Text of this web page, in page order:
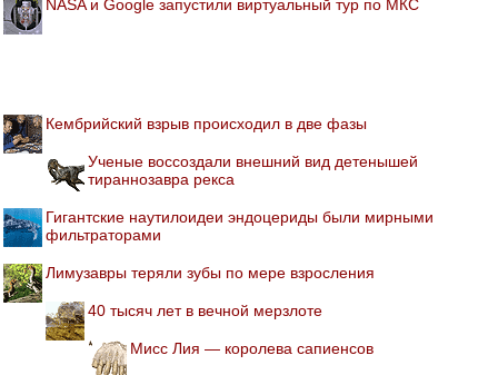
NASA и Google запустили виртуальный тур по МКС
Кембрийский взрыв происходил в две фазы
Ученые воссоздали внешний вид детенышей
тираннозавра рекса
Гигантские наутилоидеи эндоцериды были мирными
фильтраторами
Лимузавры теряли зубы по мере взросления
40 тысяч лет в вечной мерзлоте
Мисс Лия — королева сапиенсов